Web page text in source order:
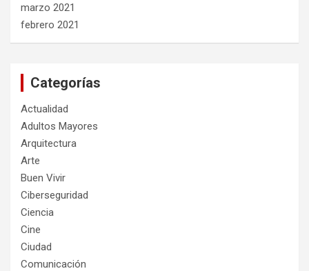
marzo 2021
febrero 2021
Categorías
Actualidad
Adultos Mayores
Arquitectura
Arte
Buen Vivir
Ciberseguridad
Ciencia
Cine
Ciudad
Comunicación